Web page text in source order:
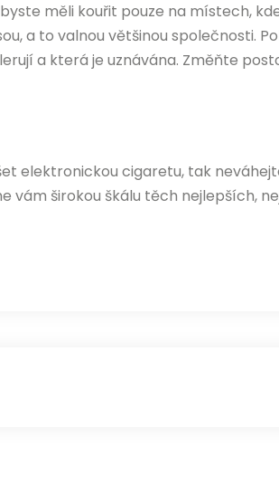
měli kouřit pouze na místech,
a to valnou většinou společnosti.
a která je uznávána. Změňte
elektronickou cigaretu, tak
širokou škálu těch nejlepších,